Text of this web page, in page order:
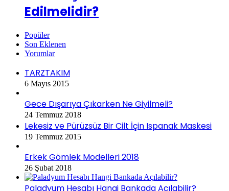
Edilmelidir?
Popüler
Son Eklenen
Yorumlar
TARZTAKIM
6 Mayıs 2015
Gece Dışarıya Çıkarken Ne Giyilmeli?
24 Temmuz 2018
Lekesiz ve Pürüzsüz Bir Cilt İçin Ispanak Maskesi
19 Temmuz 2015
Erkek Gömlek Modelleri 2018
26 Şubat 2018
Paladyum Hesabı Hangi Bankada Açılabilir?